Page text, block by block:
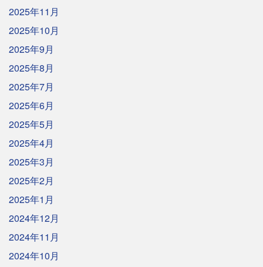
2025年11月
2025年10月
2025年9月
2025年8月
2025年7月
2025年6月
2025年5月
2025年4月
2025年3月
2025年2月
2025年1月
2024年12月
2024年11月
2024年10月